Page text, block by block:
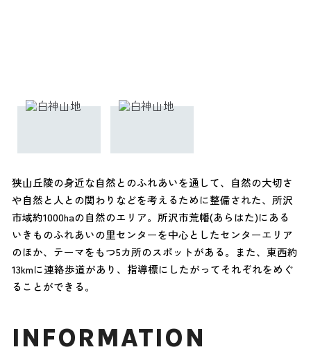
狭山丘陵の身近な自然とのふれあいを通して、自然の大切さ
や自然と人との関わりなどを考えるために整備された、所沢
市域約1000haの自然のエリア。所沢市荒幡(あらはた)にある
いきものふれあいの里センターを中心としたセンターエリア
のほか、テーマをもつ5カ所のスポットがある。また、東西約
13kmに連絡歩道があり、指導標にしたがってそれぞれをめぐ
ることができる。
INFORMATION